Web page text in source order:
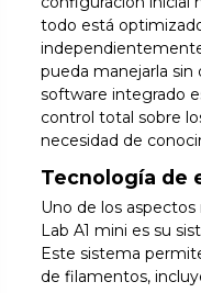
todo está
pueda manejarla sin
software integrado
control total sobre
necesidad de
Tecnología de
Uno de los
Lab A1 mini es su
Este sistema
de filamentos,